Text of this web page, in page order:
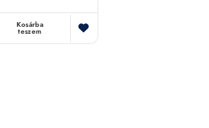
Kosárba
teszem